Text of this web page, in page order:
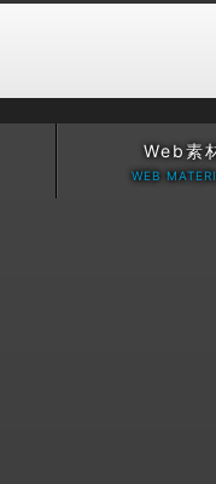
Web素